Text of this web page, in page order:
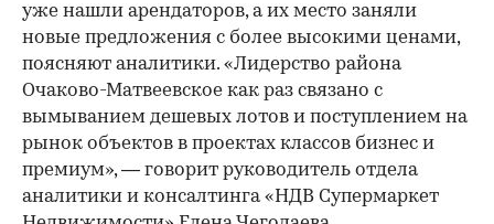
уже нашли арендаторов, а их место заняли
новые предложения с более высокими ценами,
поясняют аналитики. «Лидерство района
Очаково-Матвеевское как раз связано с
вымыванием дешевых лотов и поступлением на
рынок объектов в проектах классов бизнес и
премиум», — говорит руководитель отдела
аналитики и консалтинга «НДВ Супермаркет